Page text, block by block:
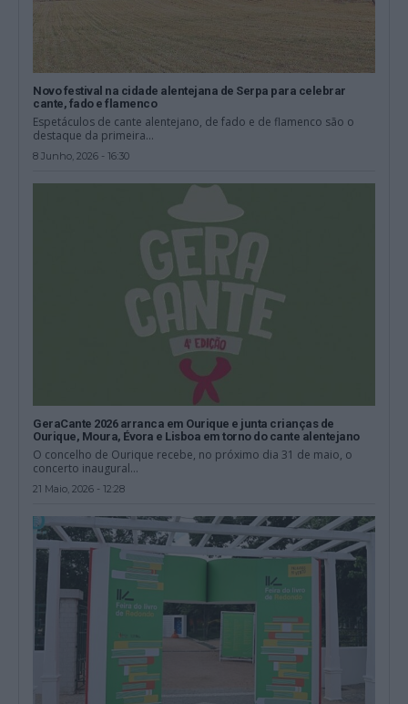
Novo festival na cidade alentejana de Serpa para celebrar
cante, fado e flamenco
Espetáculos de cante alentejano, de fado e de flamenco são o
destaque da primeira...
8 Junho, 2026 - 16:30
GeraCante 2026 arranca em Ourique e junta crianças de
Ourique, Moura, Évora e Lisboa em torno do cante alentejano
O concelho de Ourique recebe, no próximo dia 31 de maio, o
concerto inaugural...
21 Maio, 2026 - 12:28